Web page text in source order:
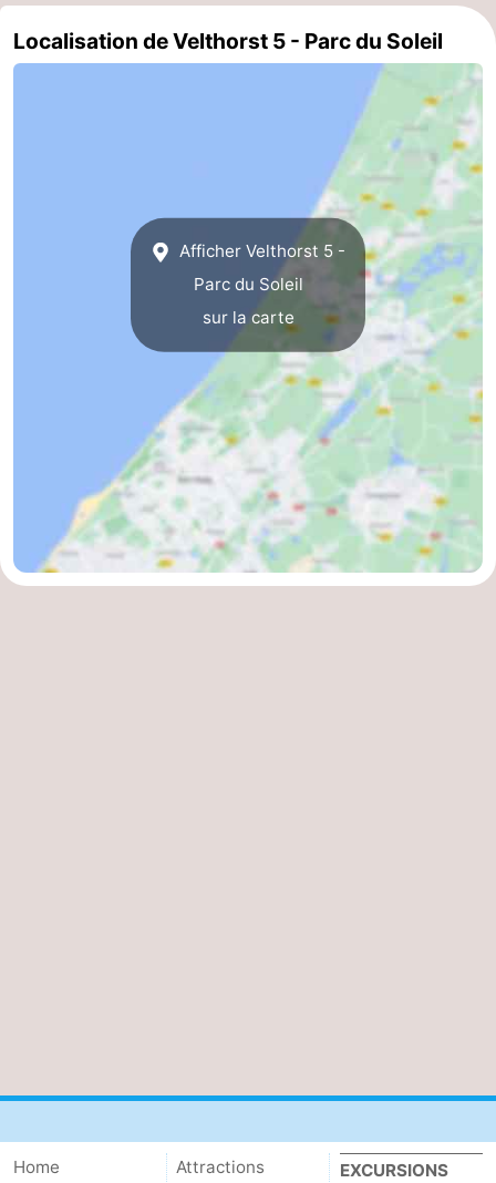
Localisation de Velthorst 5 - Parc du Soleil
Afficher Velthorst 5 -
Parc du Soleil
sur la carte
Home
Attractions
EXCURSIONS